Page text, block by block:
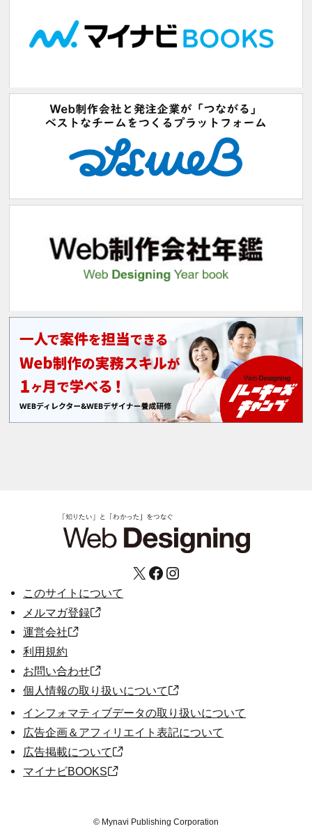
X Facebook Instagram
このサイトについて
メルマガ登録
運営会社
利用規約
お問い合わせ
個人情報の取り扱いについて
インフォマティブデータの取り扱いについて
広告企画＆アフィリエイト表記について
広告掲載について
マイナビBOOKS
© Mynavi Publishing Corporation